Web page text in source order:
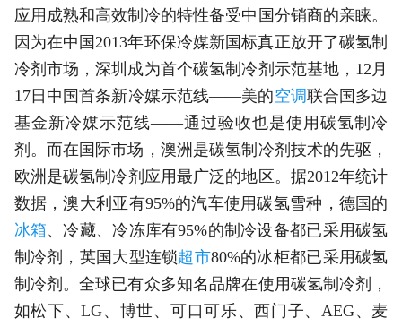
应用成熟和高效制冷的特性备受中国分销商的亲睐。
因为在中国2013年环保冷媒新国标真正放开了碳氢制
冷剂市场，深圳成为首个碳氢制冷剂示范基地，12月
17日中国首条新冷媒示范线——美的空调联合国多边
基金新冷媒示范线——通过验收也是使用碳氢制冷
剂。而在国际市场，澳洲是碳氢制冷剂技术的先驱，
欧洲是碳氢制冷剂应用最广泛的地区。据2012年统计
数据，澳大利亚有95%的汽车使用碳氢雪种，德国的
冰箱、冷藏、冷冻库有95%的制冷设备都已采用碳氢
制冷剂，英国大型连锁超市80%的冰柜都已采用碳氢
制冷剂。全球已有众多知名品牌在使用碳氢制冷剂，
如松下、LG、博世、可口可乐、西门子、AEG、麦